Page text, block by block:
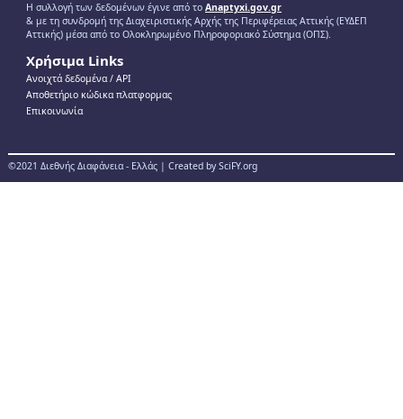
Η συλλογή των δεδομένων έγινε από το Anaptyxi.gov.gr
& με τη συνδρομή της Διαχειριστικής Αρχής της Περιφέρειας Αττικής (ΕΥΔΕΠ
Αττικής) μέσα από το Ολοκληρωμένο Πληροφοριακό Σύστημα (ΟΠΣ).
Χρήσιμα Links
Ανοιχτά δεδομένα / ΑPI
Αποθετήριο κώδικα πλατφορμας
Επικοινωνία
©2021 Διεθνής Διαφάνεια - Ελλάς | Created by SciFY.org